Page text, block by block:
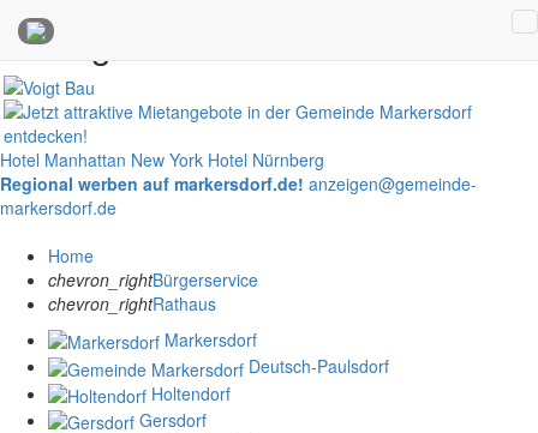
Anzeigen
Hotel Manhattan New York Hotel Nürnberg
Regional werben auf markersdorf.de! anzeigen@gemeinde-
markersdorf.de
Home
chevron_rightBürgerservice
chevron_rightRathaus
Markersdorf
Deutsch-Paulsdorf
Holtendorf
Gersdorf